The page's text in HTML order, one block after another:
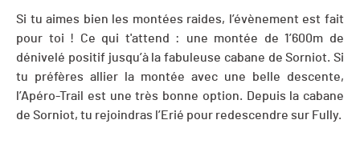
Si tu aimes bien les montées raides, l’évènement est fait
pour toi ! Ce qui t'attend : une montée de 1’600m de
dénivelé positif jusqu’à la fabuleuse cabane de Sorniot. Si
tu préfères allier la montée avec une belle descente,
l’Apéro-Trail est une très bonne option. Depuis la cabane
de Sorniot, tu rejoindras l’Erié pour redescendre sur Fully.